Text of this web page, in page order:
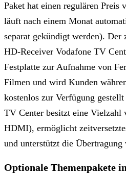
Paket hat einen regulären Preis
läuft nach einem Monat
separat gekündigt werden). Der
HD-Receiver Vodafone TV
Festplatte zur Aufnahme von
Filmen und wird Kunden
kostenlos zur Verfügung
TV Center besitzt eine Vielzahl
HDMI), ermöglicht
und unterstützt die
Optionale Themenpakete